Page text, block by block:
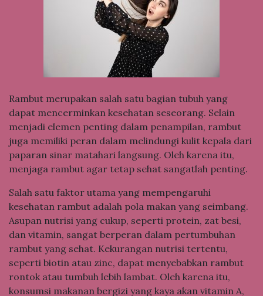
Rambut merupakan salah satu bagian tubuh yang
dapat mencerminkan kesehatan seseorang. Selain
menjadi elemen penting dalam penampilan, rambut
juga memiliki peran dalam melindungi kulit kepala dari
paparan sinar matahari langsung. Oleh karena itu,
menjaga rambut agar tetap sehat sangatlah penting.
Salah satu faktor utama yang mempengaruhi
kesehatan rambut adalah pola makan yang seimbang.
Asupan nutrisi yang cukup, seperti protein, zat besi,
dan vitamin, sangat berperan dalam pertumbuhan
rambut yang sehat. Kekurangan nutrisi tertentu,
seperti biotin atau zinc, dapat menyebabkan rambut
rontok atau tumbuh lebih lambat. Oleh karena itu,
konsumsi makanan bergizi yang kaya akan vitamin A,